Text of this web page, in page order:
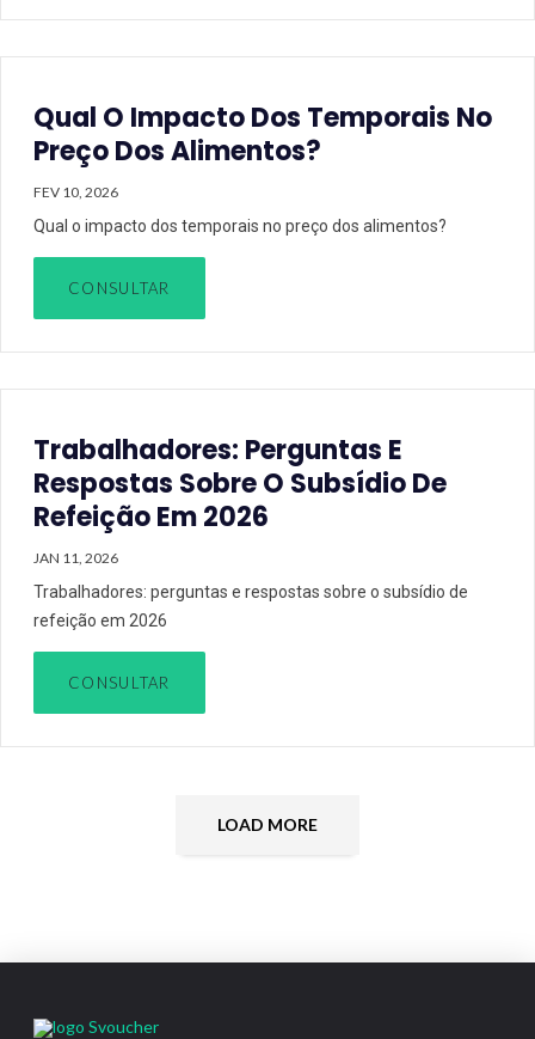
Qual O Impacto Dos Temporais No
Preço Dos Alimentos?
FEV 10, 2026
Qual o impacto dos temporais no preço dos alimentos?
CONSULTAR
Trabalhadores: Perguntas E
Respostas Sobre O Subsídio De
Refeição Em 2026
JAN 11, 2026
Trabalhadores: perguntas e respostas sobre o subsídio de
refeição em 2026
CONSULTAR
LOAD MORE